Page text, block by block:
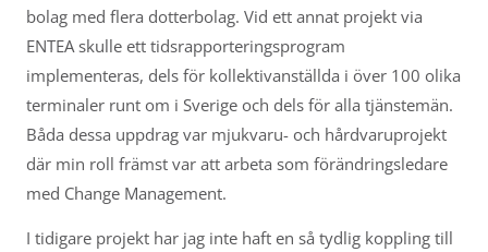
bolag med flera dotterbolag. Vid ett annat projekt via
ENTEA skulle ett tidsrapporteringsprogram
implementeras, dels för kollektivanställda i över 100 olika
terminaler runt om i Sverige och dels för alla tjänstemän.
Båda dessa uppdrag var mjukvaru- och hårdvaruprojekt
där min roll främst var att arbeta som förändringsledare
med Change Management.
I tidigare projekt har jag inte haft en så tydlig koppling till